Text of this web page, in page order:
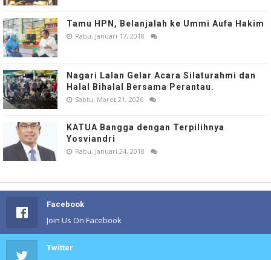
Tamu HPN, Belanjalah ke Ummi Aufa Hakim
Rabu, Januari 17, 2018
Nagari Lalan Gelar Acara Silaturahmi dan
Halal Bihalal Bersama Perantau.
Sabtu, Maret 21, 2026
KATUA Bangga dengan Terpilihnya
Yosviandri
Rabu, Januari 24, 2018
Facebook
Join Us On Facebook
Twitter